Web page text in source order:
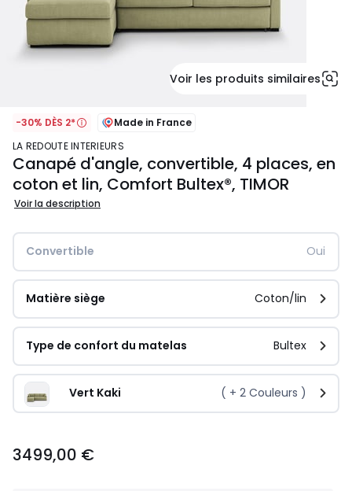
Voir les produits similaires
-30% DÈS 2*
Made in France
LA REDOUTE INTERIEURS
Canapé d'angle, convertible, 4 places, en
coton et lin, Comfort Bultex®, TIMOR
Voir la description
Convertible Oui
Matière siège Coton/lin
Type de confort du matelas Bultex
Vert Kaki ( + 2 Couleurs )
€.
3499,00 €